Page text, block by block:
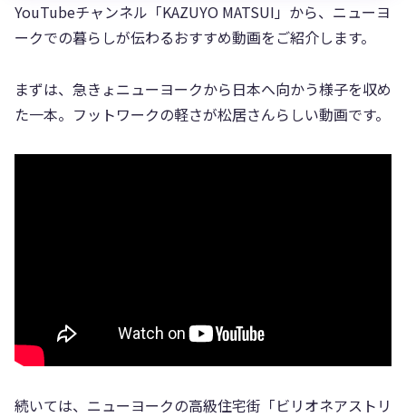
YouTubeチャンネル「KAZUYO MATSUI」から、ニューヨ
ークでの暮らしが伝わるおすすめ動画をご紹介します。
まずは、急きょニューヨークから日本へ向かう様子を収め
た一本。フットワークの軽さが松居さんらしい動画です。
続いては、ニューヨークの高級住宅街「ビリオネアストリ